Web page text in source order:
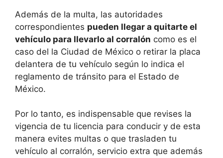
Además de la multa, las autoridades
correspondientes pueden llegar a quitarte el
vehículo para llevarlo al corralón como es el
caso del la Ciudad de México o retirar la placa
delantera de tu vehículo según lo indica el
reglamento de tránsito para el Estado de
México.
Por lo tanto, es indispensable que revises la
vigencia de tu licencia para conducir y de esta
manera evites multas o que trasladen tu
vehículo al corralón, servicio extra que además